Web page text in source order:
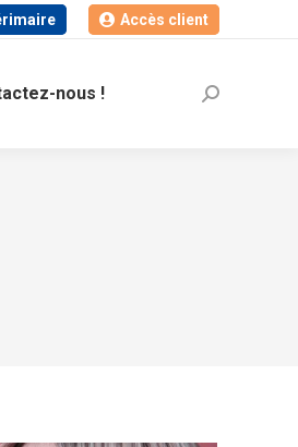
Accès client
nous !
Recherche